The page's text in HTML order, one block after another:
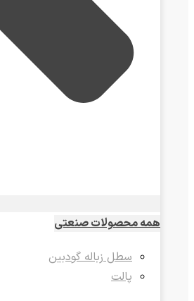
همه محصولات صنعتی
سطل زباله گودبین
پالت